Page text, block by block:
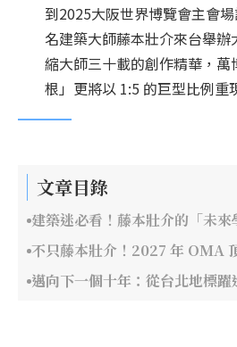
到2025大阪世界博覽會主會
名建築大師藤本壯介來台舉
縮大師三十載的創作精華，萬
根」更將以 1:5 的巨型比例重
文章目錄
建築迷必看！藤本壯介的「未
不只藤本壯介！2027 年 OMA
邁向下一個十年：從台北地標